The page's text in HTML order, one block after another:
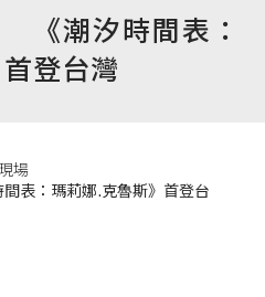
《潮汐時間表：
登台灣
場
表：瑪莉娜.克魯斯》首登台